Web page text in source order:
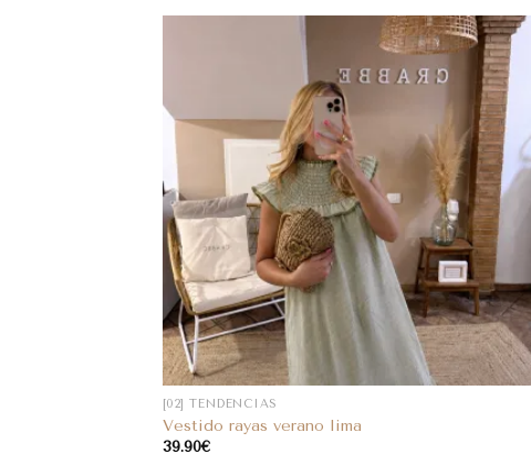
[02] TENDENCIAS
Vestido rayas verano lima
39.90€